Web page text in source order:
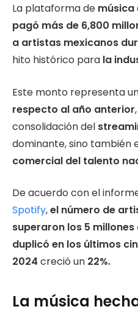
La plataforma de música
pagó más de 6,800
a artistas mexicanos
hito histórico para la
Este monto representa
respecto al año anterior
consolidación del
dominante, sino también
comercial del talento
De acuerdo con el
Spotify,el número de
superaron los 5
duplicó en los últimos
2024 creció un 22%.
La música